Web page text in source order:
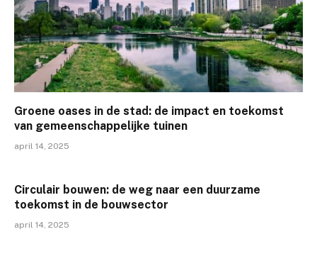
Groene oases in de stad: de impact en toekomst
van gemeenschappelijke tuinen
april 14, 2025
Circulair bouwen: de weg naar een duurzame
toekomst in de bouwsector
april 14, 2025